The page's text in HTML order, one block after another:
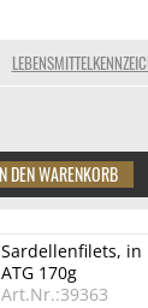
Sardellenfilets, in
ATG 170g
Art.Nr.:39363